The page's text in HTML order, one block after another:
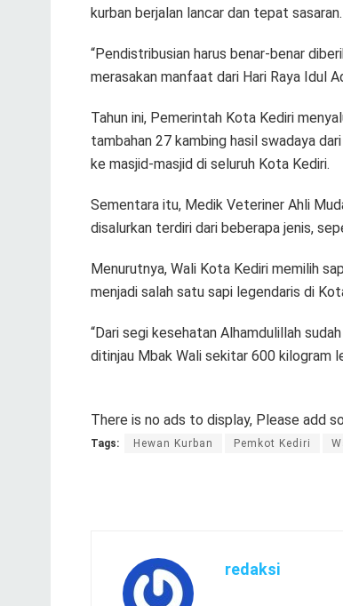
kurban berjalan lancar dan tepat sasaran.
“Pendistribusian harus benar-benar
merasakan manfaat dari Hari Raya Idul
Tahun ini, Pemerintah Kota Kediri
tambahan 27 kambing hasil swadaya
ke masjid-masjid di seluruh Kota Kediri.
Sementara itu, Medik Veteriner Ahli
disalurkan terdiri dari beberapa jenis,
Menurutnya, Wali Kota Kediri memilih
menjadi salah satu sapi legendaris di
“Dari segi kesehatan Alhamdulillah
ditinjau Mbak Wali sekitar 600 kilogram
There is no ads to display, Please add
Tags: Hewan Kurban Pemkot Kediri
redaksi